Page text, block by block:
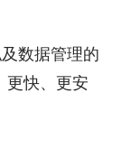
数据管理的
更快、更安